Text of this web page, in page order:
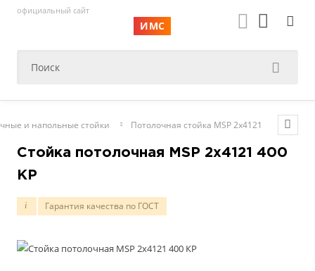
официальный сайт
ИМС
и напольные стойки Потолочная стойка MSP 2х4121
Стойка потолочная MSP 2х4121 400
КР
i Гарантия качества по ГОСТ